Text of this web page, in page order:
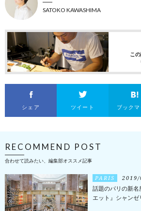
SATOKO KAWASHIMA
こ
シェア ツイート ブックマ
RECOMMEND POST
合わせて読みたい、編集部オススメ記事
PARIS 2019/
話題のパリの新名
エット』シャンゼ